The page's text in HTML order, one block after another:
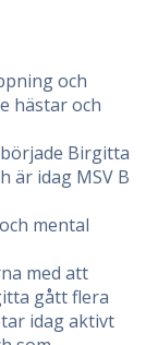
och
hästar och
Birgitta
är idag MSV B
mental
med att
gått flera
idag aktivt